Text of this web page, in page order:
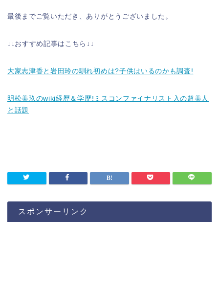
最後までご覧いただき、ありがとうございました。
↓↓おすすめ記事はこちら↓↓
大家志津香と岩田玲の馴れ初めは?子供はいるのかも調査!
明松美玖のwiki経歴＆学歴!ミスコンファイナリスト入の超美人
と話題
スポンサーリンク